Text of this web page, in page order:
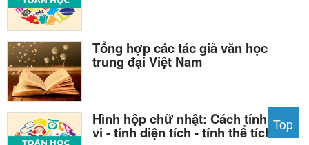
Tổng hợp các tác giả văn học
trung đại Việt Nam
Hình hộp chữ nhật: Cách tính chu
vi - tính diện tích - tính thể tích Top